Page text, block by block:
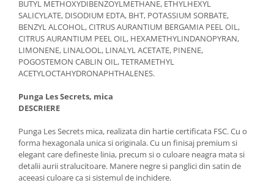
BUTYL METHOXYDIBENZOYLMETHANE, ETHYLHEXYL
SALICYLATE, DISODIUM EDTA, BHT, POTASSIUM SORBATE,
BENZYL ALCOHOL, CITRUS AURANTIUM BERGAMIA PEEL OIL,
CITRUS AURANTIUM PEEL OIL, HEXAMETHYLINDANOPYRAN,
LIMONENE, LINALOOL, LINALYL ACETATE, PINENE,
POGOSTEMON CABLIN OIL, TETRAMETHYL
ACETYLOCTAHYDRONAPHTHALENES.
Punga Les Secrets, mica
DESCRIERE
Punga Les Secrets mica, realizata din hartie certificata FSC. Cu o
forma hexagonala unica si originala. Cu un finisaj premium si
elegant care defineste linia, precum si o culoare neagra mata si
detalii aurii stralucitoare. Manere negre si panglici din satin de
aceeasi culoare ca si sistemul de inchidere.